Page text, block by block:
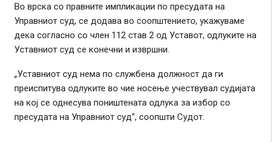
Во врска со правните импликации по пресудата на
Управниот суд, се додава во соопштението, укажуваме
дека согласно со член 112 став 2 од Уставот, одлуките на
Уставниот суд се конечни и извршни.
„Уставниот суд нема по службена должност да ги
преиспитува одлуките во чие носење учествувал судијата
на кој се однесува поништената одлука за избор со
пресудата на Управниот суд“, соопшти Судот.